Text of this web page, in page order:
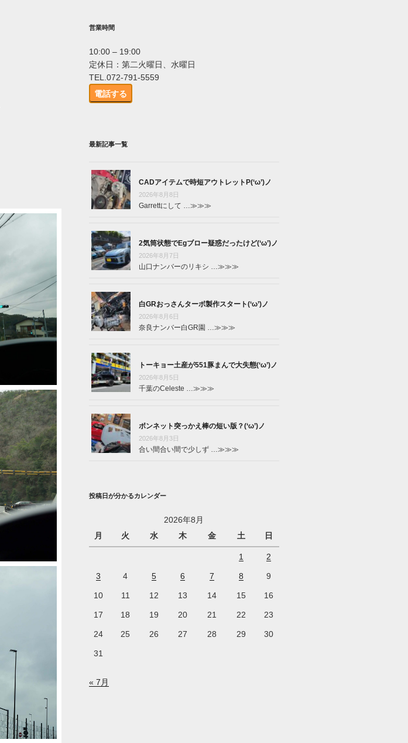
営業時間
10:00 – 19:00
定休日：第二火曜日、水曜日
TEL.072-791-5559
電話する
最新記事一覧
CADアイテムで時短アウトレットP(‘ω’)ノ
2026年8月8日
Garrettにして …≫≫≫
2気筒状態でEgブロー疑惑だったけど(‘ω’)ノ
2026年8月7日
山口ナンバーのリキシ …≫≫≫
白GRおっさんターボ製作スタート(‘ω’)ノ
2026年8月6日
奈良ナンバー白GR園 …≫≫≫
トーキョー土産が551豚まんで大失態(‘ω’)ノ
2026年8月5日
千葉のCeleste …≫≫≫
ボンネット突っかえ棒の短い版？(‘ω’)ノ
2026年8月3日
合い間合い間で少しず …≫≫≫
投稿日が分かるカレンダー
2026年8月
月
火 水 木 金 土 日
1 2
3 4 5 6 7 8 9
10 11 12 13 14 15 16
17 18 19 20 21 22 23
24 25 26 27 28 29 30
31
« 7月